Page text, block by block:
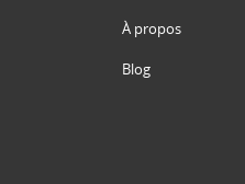
À propos
Blog